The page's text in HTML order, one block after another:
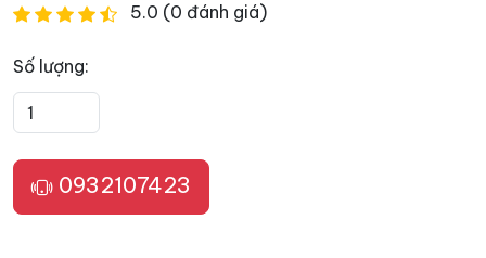
5.0 (0 đánh giá)
Số lượng:
0932107423